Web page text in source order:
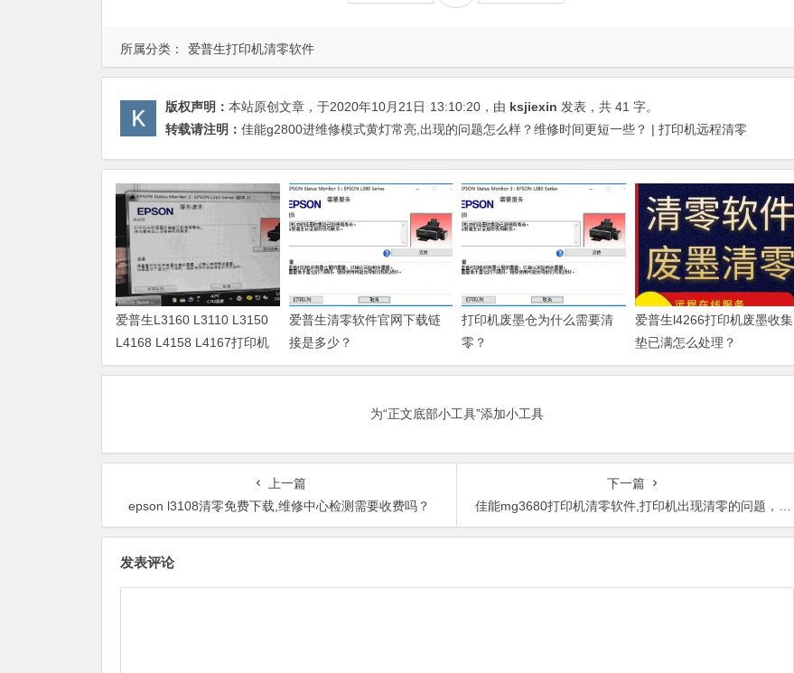
所属分类： 爱普生打印机清零软件
版权声明： 本站原创文章，于2020年10月21日 13:10:20 ，由 ksjiexin 发表，共 41 字。
转载请注明： 佳能g2800进维修模式黄灯常亮,出现的问题怎么样？维修时间更短一些？ | 打印机远程清零
爱普生L3160 L3110 L3150
L4168 L4158 L4167打印机
废墨清零软件
爱普生清零软件官网下载链
接是多少？
打印机废墨仓为什么需要清
零？
爱普生l4266打印机废墨收集
垫已满怎么处理？
为“正文底部小工具”添加小工具
上一篇
epson l3108清零免费下载,维修中心检测需要收费吗？
下一篇
佳能mg3680打印机清零软件,打印机出现清零的问题，我们都可以帮您远程处理。
发表评论